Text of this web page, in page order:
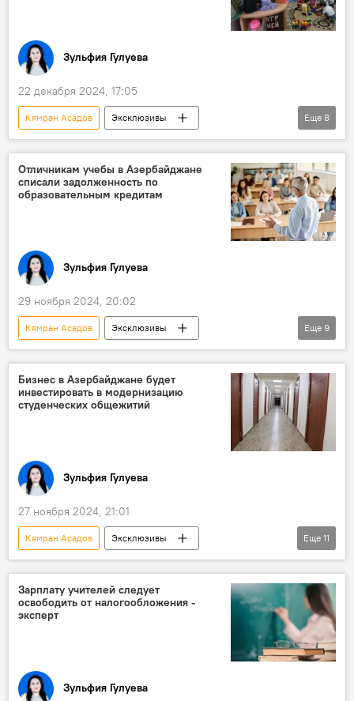
Зульфия Гулуева
22 декабря 2024, 17:05
Кямран Асадов
Эксклюзивы
Азербайджан
министр науки и образования Азербайджана Эмин Амруллаев
семейные детсады
Пилотный проект
Общество
Еще 8
Отличникам учебы в Азербайджане
списали задолженность по
образовательным кредитам
Зульфия Гулуева
29 ноября 2024, 20:02
Кямран Асадов
Эксклюзивы
Азербайджан
Общество
Образование
Министерство образования АР
Эксперт
Еще 9
Бизнес в Азербайджане будет
инвестировать в модернизацию
студенческих общежитий
Зульфия Гулуева
27 ноября 2024, 21:01
Кямран Асадов
Эксклюзивы
Азербайджан
Общество
Министерство образования АР
Еще 11
Зарплату учителей следует
освободить от налогообложения -
эксперт
Зульфия Гулуева